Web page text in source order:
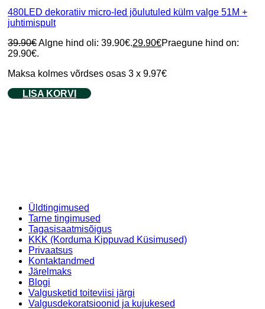
480LED dekoratiiv micro-led jõulutuled külm valge 51M +
juhtimispult
39.90€Algne hind oli: 39.90€.29.90€Praegune hind on:
29.90€.
Maksa kolmes võrdses osas 3 x 9.97€
LISA KORVI
Üldtingimused
Tarne tingimused
Tagasisaatmisõigus
KKK (Korduma Kippuvad Küsimused)
Privaatsus
Kontaktandmed
Järelmaks
Blogi
Valgusketid toiteviisi järgi
Valgusdekoratsioonid ja kujukesed